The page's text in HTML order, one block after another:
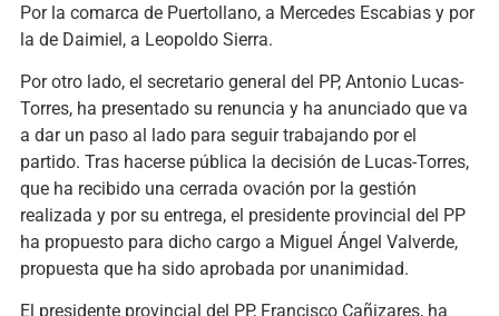
Por la comarca de Puertollano, a Mercedes Escabias y por
la de Daimiel, a Leopoldo Sierra.
Por otro lado, el secretario general del PP, Antonio Lucas-
Torres, ha presentado su renuncia y ha anunciado que va
a dar un paso al lado para seguir trabajando por el
partido. Tras hacerse pública la decisión de Lucas-Torres,
que ha recibido una cerrada ovación por la gestión
realizada y por su entrega, el presidente provincial del PP
ha propuesto para dicho cargo a Miguel Ángel Valverde,
propuesta que ha sido aprobada por unanimidad.
El presidente provincial del PP, Francisco Cañizares, ha